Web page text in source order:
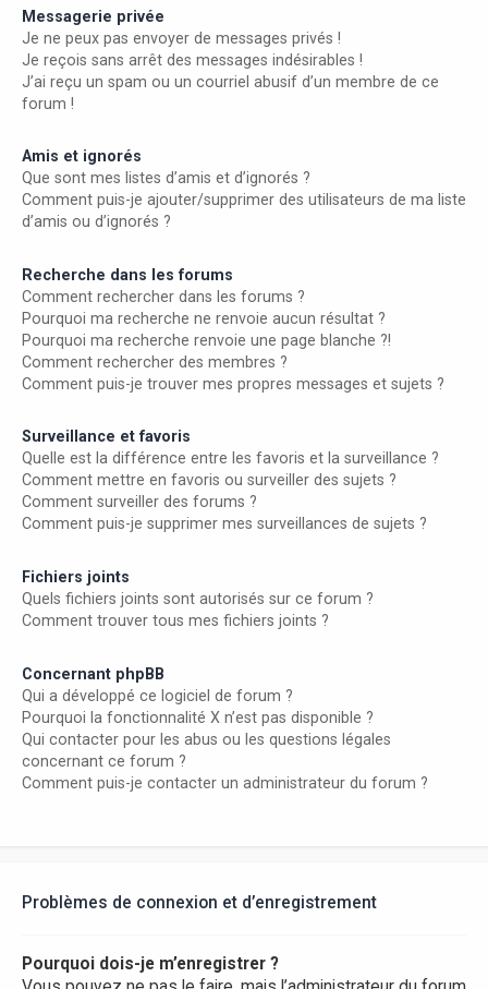
Messagerie privée
Je ne peux pas envoyer de messages privés !
Je reçois sans arrêt des messages indésirables !
J’ai reçu un spam ou un courriel abusif d’un membre de ce
forum !
Amis et ignorés
Que sont mes listes d’amis et d’ignorés ?
Comment puis-je ajouter/supprimer des utilisateurs de ma liste
d’amis ou d’ignorés ?
Recherche dans les forums
Comment rechercher dans les forums ?
Pourquoi ma recherche ne renvoie aucun résultat ?
Pourquoi ma recherche renvoie une page blanche ?!
Comment rechercher des membres ?
Comment puis-je trouver mes propres messages et sujets ?
Surveillance et favoris
Quelle est la différence entre les favoris et la surveillance ?
Comment mettre en favoris ou surveiller des sujets ?
Comment surveiller des forums ?
Comment puis-je supprimer mes surveillances de sujets ?
Fichiers joints
Quels fichiers joints sont autorisés sur ce forum ?
Comment trouver tous mes fichiers joints ?
Concernant phpBB
Qui a développé ce logiciel de forum ?
Pourquoi la fonctionnalité X n’est pas disponible ?
Qui contacter pour les abus ou les questions légales
concernant ce forum ?
Comment puis-je contacter un administrateur du forum ?
Problèmes de connexion et d’enregistrement
Pourquoi dois-je m’enregistrer ?